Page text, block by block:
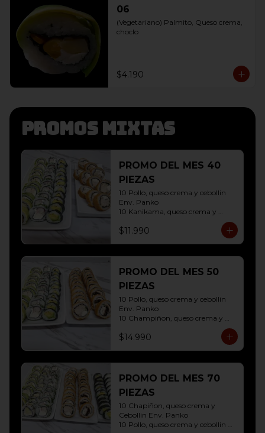
06
(Vegetariano) Palmito, Queso crema,
choclo
$4.190
Promos mixtas
PROMO DEL MES 40
PIEZAS
10 Pollo, queso crema y cebollin
Env. Panko
10 Kanikama, queso crema y
10 Pollo, queso crema y cebollin
$11.990
PROMO DEL MES 50
PIEZAS
10 Pollo, queso crema y cebollin
Env. Panko
10 Champiñon, queso crema y
10 Kanikama, queso crema y
Env. Palta
10 Hosomaki ( Palta)
$14.990
PROMO DEL MES 70
PIEZAS
10 Chapiñon, queso crema y
Cebollin Env. Panko
10 Pollo, queso crema y cebollin